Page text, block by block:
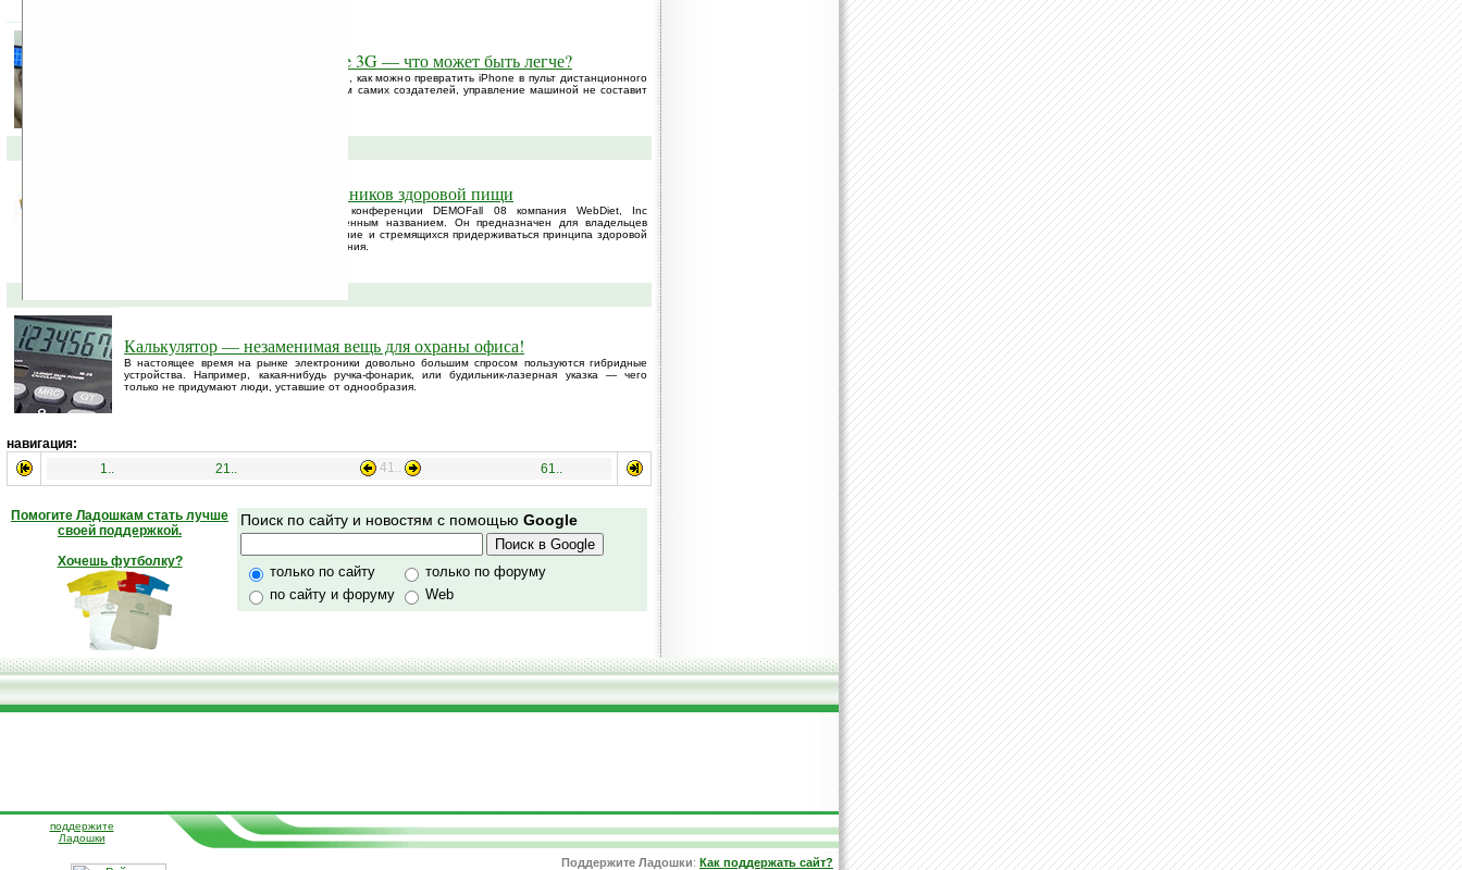
Управление машиной с iPhone 3G — что может быть легче?
Несколько чешских подростков придумали, как можно превратить iPhone в пульт дистанционного
управления детской машинкой. По словам самих создателей, управление машиной не составит
WebDiet — сервис для поклонников здоровой пищи
На проходящей сейчас в Сан-Диего конференции DEMOFall 08 компания WebDiet, Inc
анонсировала новый сервис с одноименным названием. Он предназначен для владельцев
смартфонов, контролирующих свое питание и стремящихся придерживаться принципа здоровой
жизни вне зависимости от места пребывания.
Калькулятор — незаменимая вещь для охраны офиса!
В настоящее время на рынке электроники довольно большим спросом пользуются гибридные
устройства. Например, какая-нибудь ручка-фонарик, или будильник-лазерная указка — чего
только не придумают люди, уставшие от однообразия.
навигация:
1..
21.. 41.. 61..
Помогите Ладошкам стать лучше
своей поддержкой.
Хочешь футболку?
Поиск по сайту и новостям с помощью Google
только по сайту
только по форуму
по сайту и форуму
Web
поддержите
Ладошки
Поддержите Ладошки: Как поддержать сайт?